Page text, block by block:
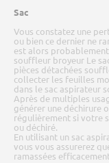
Sac
Vous constatez une
ou bien ce dernier ne
est alors
souffleur broyeur Le
pièces détachées
collecter les feuilles
dans le sac aspirateur
Après de multiples
générer une déchirure
régulièrement si votre
ou déchiré.
En utilisant un sac
vous vous assurerez
ramassées